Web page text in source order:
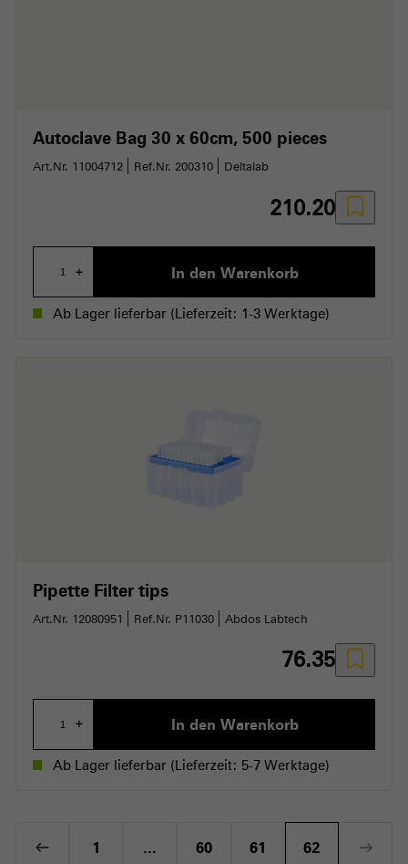
Autoclave Bag 30 x 60cm 500 pieces
Art.Nr. 11004712 Ref.Nr. 200310 Deltalab
210.20
+ In den Warenkorb
Ab Lager lieferbar (Lieferzeit: 1-3 Werktage)
Pipette Filter tips
Art.Nr. 12080951 Ref.Nr. P11030 Abdos Labtech
76.35
+ In den Warenkorb
Ab Lager lieferbar (Lieferzeit: 5-7 Werktage)
1 ... 60 61 62